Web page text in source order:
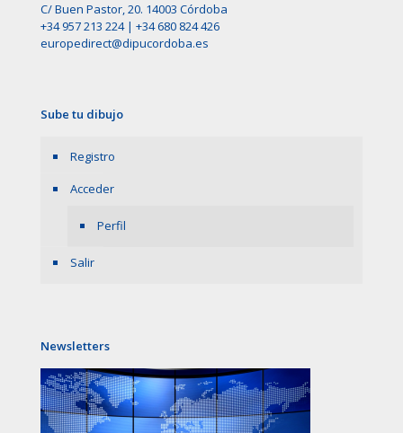
C/ Buen Pastor, 20. 14003 Córdoba
+34 957 213 224| +34 680 824 426
europedirect@dipucordoba.es
Sube tu dibujo
Registro
Acceder
Perfil
Salir
Newsletters